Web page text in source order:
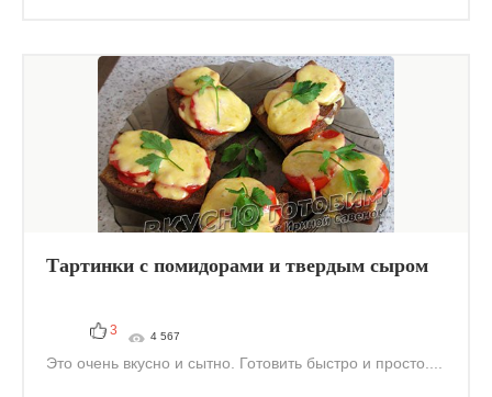
Тартинки с помидорами и твердым сыром
3 4 567
Это очень вкусно и сытно. Готовить быстро и просто....